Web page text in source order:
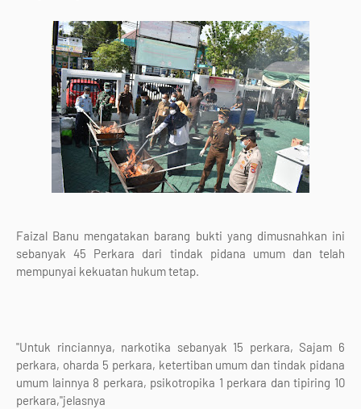
Faizal Banu mengatakan barang bukti yang dimusnahkan ini
sebanyak 45 Perkara dari tindak pidana umum dan telah
mempunyai kekuatan hukum tetap.
"Untuk rinciannya, narkotika sebanyak 15 perkara, Sajam 6
perkara, oharda 5 perkara, ketertiban umum dan tindak pidana
umum lainnya 8 perkara, psikotropika 1 perkara dan tipiring 10
perkara,"jelasnya